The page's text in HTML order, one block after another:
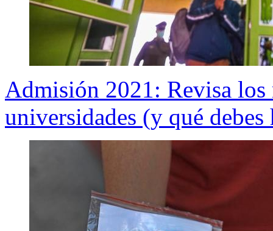
Admisión 2021: Revisa los
universidades (y qué debes